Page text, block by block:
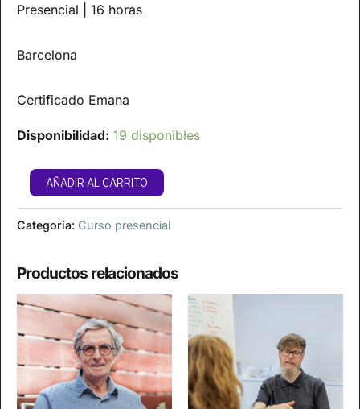
Presencial | 16 horas
Barcelona
Certificado Emana
Disponibilidad: 19 disponibles
AÑADIR AL CARRITO
Categoría: Curso presencial
Productos relacionados